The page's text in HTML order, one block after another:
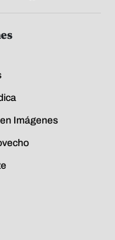
Imágenes